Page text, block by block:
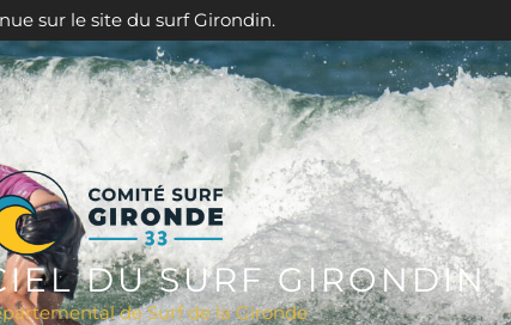
sur le site du surf Girondin.
DU SURF GIRONDIN
de Surf de la Gironde